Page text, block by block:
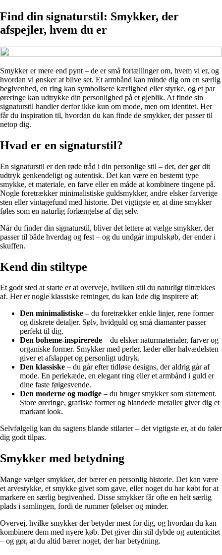
Find din signaturstil: Smykker, der
afspejler, hvem du er
Smykker er mere end pynt – de er små fortællinger om, hvem vi er, og
hvordan vi ønsker at blive set. Et armbånd kan minde dig om en særlig
begivenhed, en ring kan symbolisere kærlighed eller styrke, og et par
øreringe kan udtrykke din personlighed på et øjeblik. At finde sin
signaturstil handler derfor ikke kun om mode, men om identitet. Her
får du inspiration til, hvordan du kan finde de smykker, der passer til
netop dig.
Hvad er en signaturstil?
En signaturstil er den røde tråd i din personlige stil – det, der gør dit
udtryk genkendeligt og autentisk. Det kan være en bestemt type
smykke, et materiale, en farve eller en måde at kombinere tingene på.
Nogle foretrækker minimalistiske guldsmykker, andre elsker farverige
sten eller vintagefund med historie. Det vigtigste er, at dine smykker
føles som en naturlig forlængelse af dig selv.
Når du finder din signaturstil, bliver det lettere at vælge smykker, der
passer til både hverdag og fest – og du undgår impulskøb, der ender i
skuffen.
Kend din stiltype
Et godt sted at starte er at overveje, hvilken stil du naturligt tiltrækkes
af. Her er nogle klassiske retninger, du kan lade dig inspirere af:
Den minimalistiske – du foretrækker enkle linjer, rene former
og diskrete detaljer. Sølv, hvidguld og små diamanter passer
perfekt til dig.
Den boheme-inspirerede – du elsker naturmaterialer, farver og
organiske former. Smykker med perler, læder eller halvædelsten
giver et afslappet og personligt udtryk.
Den klassiske – du går efter tidløse designs, der aldrig går af
mode. En perlekæde, en elegant ring eller et armbånd i guld er
dine faste følgesvende.
Den moderne og modige – du bruger smykker som statement.
Store øreringe, grafiske former og blandede metaller giver dig et
markant look.
Selvfølgelig kan du sagtens blande stilarter – det vigtigste er, at du føler
dig godt tilpas.
Smykker med betydning
Mange vælger smykker, der bærer en personlig historie. Det kan være
et arvestykke, et smykke givet som gave, eller noget du har købt for at
markere en særlig begivenhed. Disse smykker får ofte en helt særlig
plads i samlingen, fordi de rummer følelser og minder.
Overvej, hvilke smykker der betyder mest for dig, og hvordan du kan
kombinere dem med nyere køb. Det giver din stil dybde og autenticitet
– og gør, at du altid bærer noget, der har betydning.